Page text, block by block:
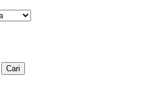
Cari